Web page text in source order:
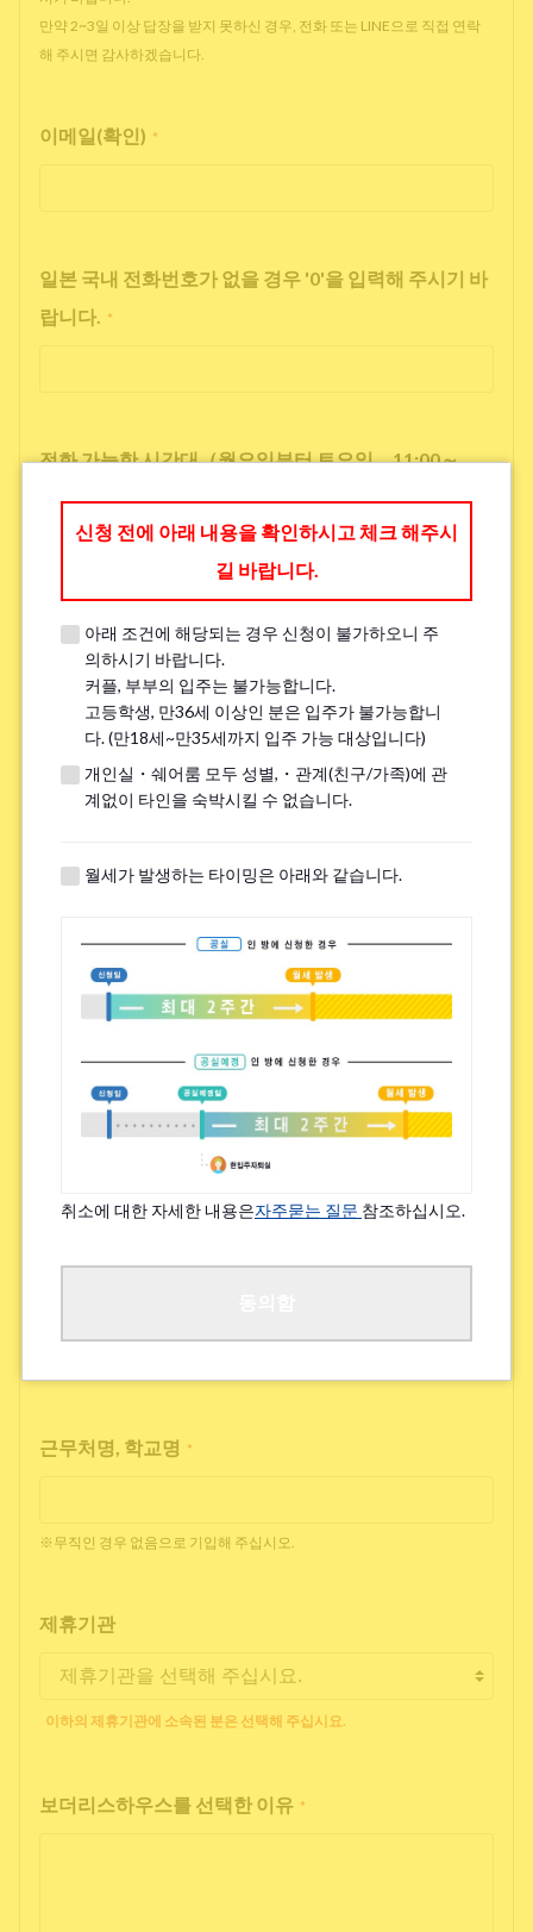
만약 2~3일 이상 답장을 받지 못하신 경우, 전화 또는 LINE으로 직접 연락
해 주시면 감사하겠습니다.
이메일(확인) *
일본 국내 전화번호가 없을 경우 '0'을 입력해 주시기 바
랍니다.
*
전화 가능한 시간대（월요일부터 토요일 11:00～
17:00） *
※견학 전에 전화나 LINE, Zoom을 통해 견학에 대한 세부 내용을 안내해 드
※이미 견학을 진행한 분은 ｢견학했음｣이라고 기입해주세요.
*
※전면 금연 하우스에는 흡연자는 입주하실 수 없으므로 양해 바랍니다.
자전거 주차장에 대해. *
필수 불필요
특기할 알레르기/지병 등 *
※쾌적한 거주를 위해 여쭙고 있습니다.
근무처명, 학교명 *
※무직인 경우 없음으로 기입해 주십시오.
제휴기관
이하의 제휴기관에 소속된 분은 선택해 주십시요.
보더리스하우스를 선택한 이유 *
신청 전에 아래 내용을 확인하시고 체크 해주시
길 바랍니다.
아래 조건에 해당되는 경우 신청이 불가하오니 주
의하시기 바랍니다.
커플, 부부의 입주는 불가능합니다.
고등학생, 만36세 이상인 분은 입주가 불가능합니
다. (만18세~만35세까지 입주 가능 대상입니다)
개인실・쉐어룸 모두 성별,・관계(친구/가족)에 관
계없이 타인을 숙박시킬 수 없습니다.
월세가 발생하는 타이밍은 아래와 같습니다.
취소에 대한 자세한 내용은자주묻는 질문 참조하십시오.